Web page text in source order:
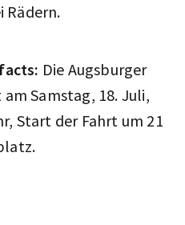
Rädern.
Die Augsburger
Samstag, 18. Juli,
Start der Fahrt um 21